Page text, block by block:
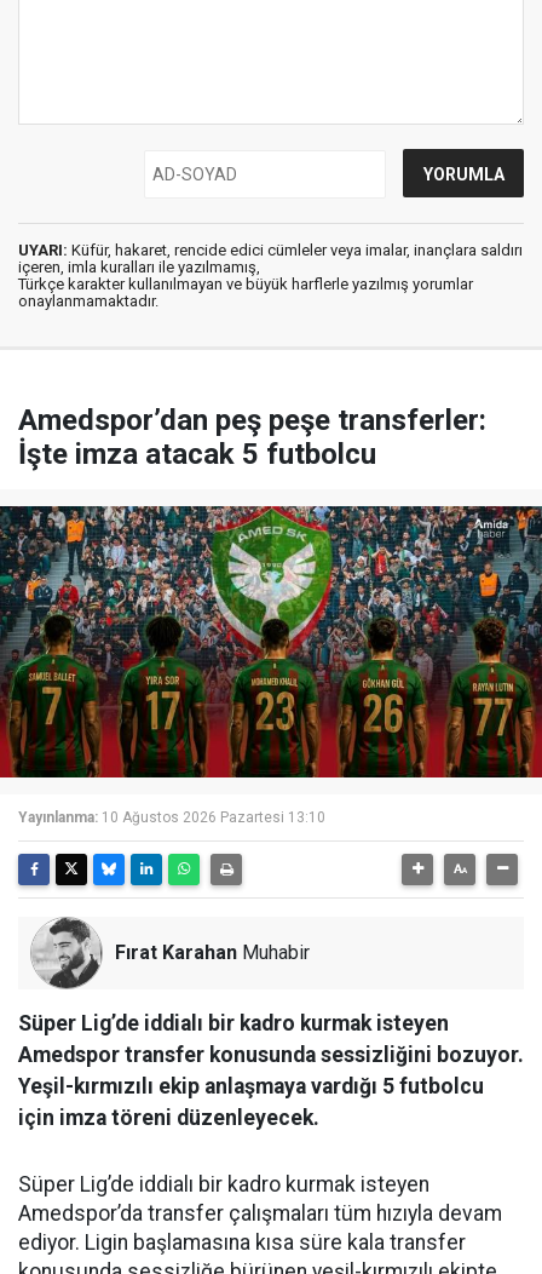
UYARI: Küfür, hakaret, rencide edici cümleler veya imalar, inançlara saldırı
içeren, imla kuralları ile yazılmamış,
Türkçe karakter kullanılmayan ve büyük harflerle yazılmış yorumlar
onaylanmamaktadır.
Amedspor’dan peş peşe transferler:
İşte imza atacak 5 futbolcu
Yayınlanma: 10 Ağustos 2026 Pazartesi 13:10
Fırat Karahan Muhabir
Süper Lig’de iddialı bir kadro kurmak isteyen
Amedspor transfer konusunda sessizliğini bozuyor.
Yeşil-kırmızılı ekip anlaşmaya vardığı 5 futbolcu
için imza töreni düzenleyecek.
Süper Lig’de iddialı bir kadro kurmak isteyen
Amedspor’da transfer çalışmaları tüm hızıyla devam
ediyor. Ligin başlamasına kısa süre kala transfer